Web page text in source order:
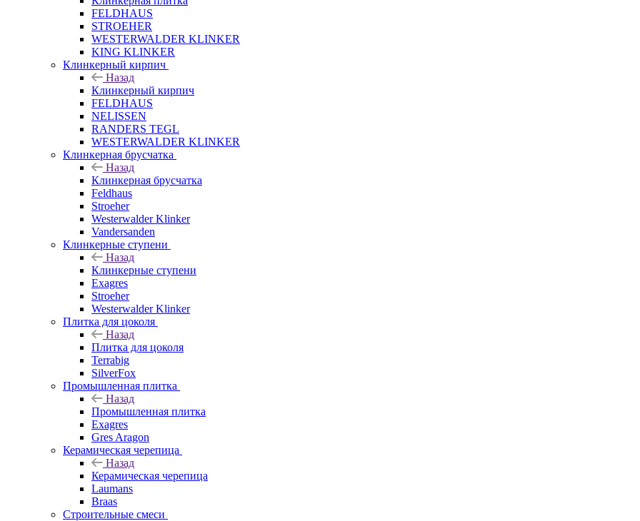
FELDHAUS
STROEHER
WESTERWALDER KLINKER
KING KLINKER
Клинкерный кирпич
Назад
Клинкерный кирпич
FELDHAUS
NELISSEN
RANDERS TEGL
WESTERWALDER KLINKER
Клинкерная брусчатка
Назад
Клинкерная брусчатка
Feldhaus
Stroeher
Westerwalder Klinker
Vandersanden
Клинкерные ступени
Назад
Клинкерные ступени
Exagres
Stroeher
Westerwalder Klinker
Плитка для цоколя
Назад
Плитка для цоколя
Terrabig
SilverFox
Промышленная плитка
Назад
Промышленная плитка
Exagres
Gres Aragon
Керамическая черепица
Назад
Керамическая черепица
Laumans
Braas
Строительные смеси